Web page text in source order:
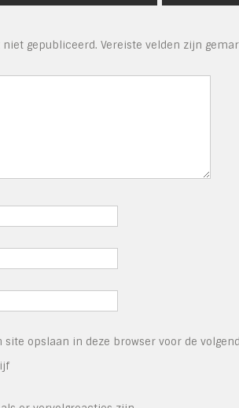
gepubliceerd. Vereiste velden zijn
opslaan in deze browser voor de